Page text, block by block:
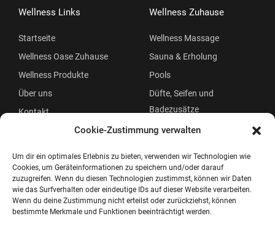
Cookie-Zustimmung verwalten
Um dir ein optimales Erlebnis zu bieten, verwenden wir Technologien wie
Cookies, um Geräteinformationen zu speichern und/oder darauf
zuzugreifen. Wenn du diesen Technologien zustimmst, können wir Daten
wie das Surfverhalten oder eindeutige IDs auf dieser Website verarbeiten.
Wenn du deine Zustimmung nicht erteilst oder zurückziehst, können
bestimmte Merkmale und Funktionen beeinträchtigt werden.
Wellness Links
Startseite
Wellness Oase Zuhause
Wellness Produkte
Über uns
Kontakt
Wellness Zuhause
Wellness Massage
Sauna & Erholung
Pools
Düfte, Seifen und
Badezusätze
Beauty